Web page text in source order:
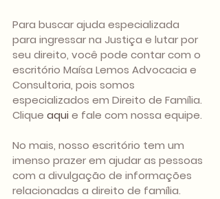
Para buscar ajuda especializada
para ingressar na Justiça e lutar por
seu direito, você pode contar com o
escritório Maísa Lemos Advocacia e
Consultoria, pois somos
especializados em Direito de Família.
Clique aqui e fale com nossa equipe.
No mais, nosso escritório tem um
imenso prazer em ajudar as pessoas
com a divulgação de informações
relacionadas a direito de família.